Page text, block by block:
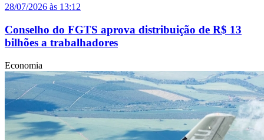
28/07/2026 às 13:12
Conselho do FGTS aprova distribuição de R$ 13
bilhões a trabalhadores
Economia